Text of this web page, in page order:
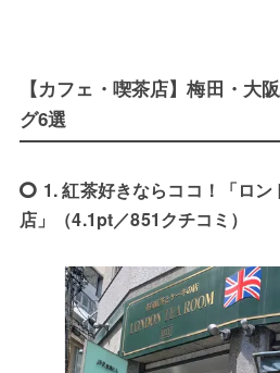
【カフェ・喫茶店】梅田・大
グ6選
1. 紅茶好きならココ！「ロ
店」（4.1pt／851クチコミ）